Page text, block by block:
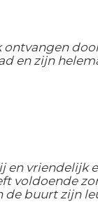
en zijn
vriendelijk
voldoende
buurt zijn